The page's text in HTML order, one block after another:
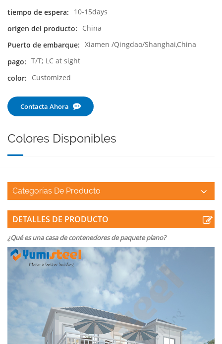
tiempo de espera:
10-15days
origen del producto:
China
Puerto de embarque: Xiamen /Qingdao/Shanghai,China
pago: T/T; LC at sight
color:
Customized
Contacta Ahora
Colores Disponibles
Categorías De Producto
DETALLES DE PRODUCTO
¿Qué es una casa de contenedores de paquete plano?